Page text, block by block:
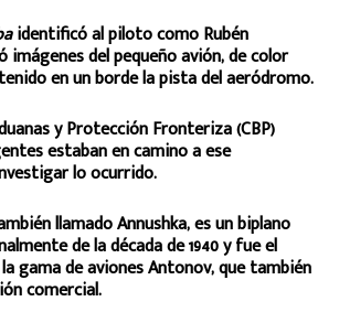
identificó al piloto como Rubén
del pequeño avión, de color
en un borde la pista del aeródromo.
y Protección Fronteriza (CBP)
estaban en camino a ese
lo ocurrido.
llamado Annushka, es un biplano
de la década de 1940 y fue el
gama de aviones Antonov, que también
comercial.